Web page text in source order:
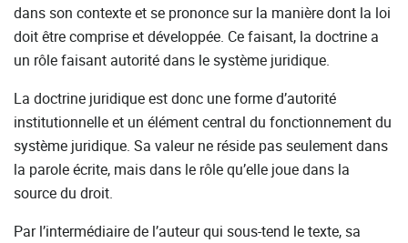
dans son contexte et se prononce sur la manière dont la loi
doit être comprise et développée. Ce faisant, la doctrine a
un rôle faisant autorité dans le système juridique.
La doctrine juridique est donc une forme d’autorité
institutionnelle et un élément central du fonctionnement du
système juridique. Sa valeur ne réside pas seulement dans
la parole écrite, mais dans le rôle qu’elle joue dans la
source du droit.
Par l’intermédiaire de l’auteur qui sous-tend le texte, sa